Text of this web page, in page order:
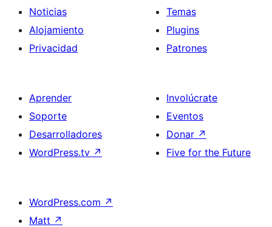
Noticias
Alojamiento
Privacidad
Temas
Plugins
Patrones
Aprender
Soporte
Desarrolladores
WordPress.tv ↗
Involúcrate
Eventos
Donar ↗
Five for the Future
WordPress.com ↗
Matt ↗